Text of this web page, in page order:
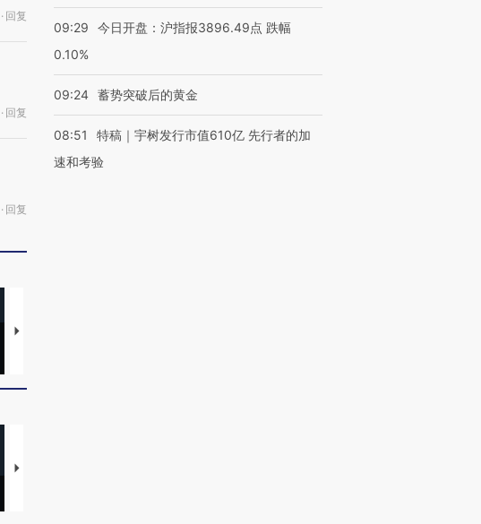
· 回复
· 回复
· 回复
视线｜HYROX的吸金
【推广】走进第四届链博
09:29
今日开盘：沪指报3896.49点 跌幅
0.10%
09:24 蓄势突破后的黄金
08:51
特稿｜宇树发行市值610亿 先行者的加
速和考验